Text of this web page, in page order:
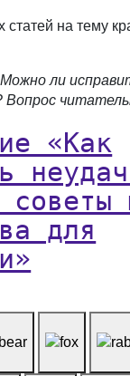
на тему
ли
Вопрос
«Как
для